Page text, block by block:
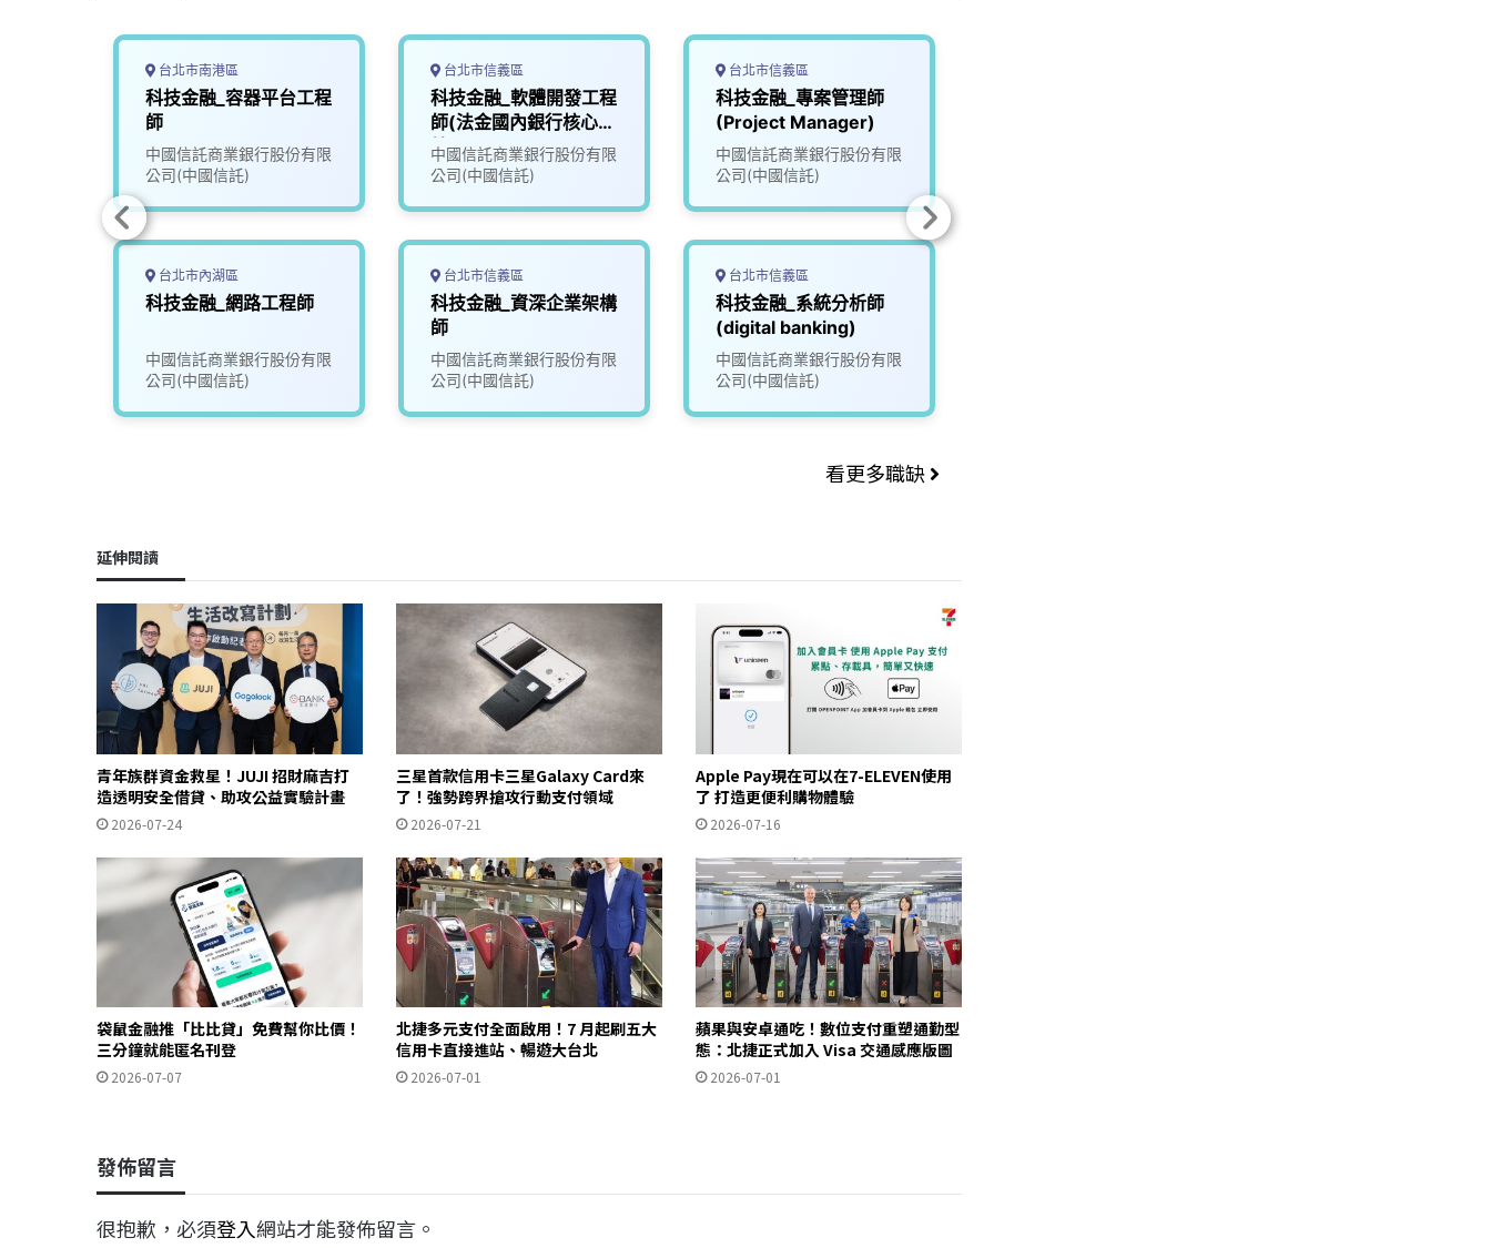
台北市南港區
科技金融_容器平台工程
師
中國信託商業銀行股份有限
公司(中國信託)
台北市內湖區
科技金融_網路工程師
中國信託商業銀行股份有限
公司(中國信託)
台北市信義區
科技金融_軟體開發工程
師(法金國內銀行核心系
統)
中國信託商業銀行股份有限
公司(中國信託)
台北市信義區
科技金融_資深企業架構
師
中國信託商業銀行股份有限
公司(中國信託)
台北市信義區
科技金融_專案管理師
(Project Manager)
中國信託商業銀行股份有限
公司(中國信託)
台北市信義區
科技金融_系統分析師
(digital banking)
中國信託商業銀行股份有限
公司(中國信託)
看更多職缺
延伸閱讀
青年族群資金救星！JUJI 招財麻吉打
造透明安全借貸、助攻公益實驗計畫
2026-07-24
三星首款信用卡三星Galaxy Card來
了！強勢跨界搶攻行動支付領域
2026-07-21
Apple Pay現在可以在7-ELEVEN使用
了 打造更便利購物體驗
2026-07-16
袋鼠金融推「比比貸」免費幫你比價！
三分鐘就能匿名刊登
2026-07-07
北捷多元支付全面啟用！7 月起刷五大
信用卡直接進站、暢遊大台北
2026-07-01
蘋果與安卓通吃！數位支付重塑通勤型
態：北捷正式加入 Visa 交通感應版圖
2026-07-01
發佈留言
很抱歉，必須登入網站才能發佈留言。